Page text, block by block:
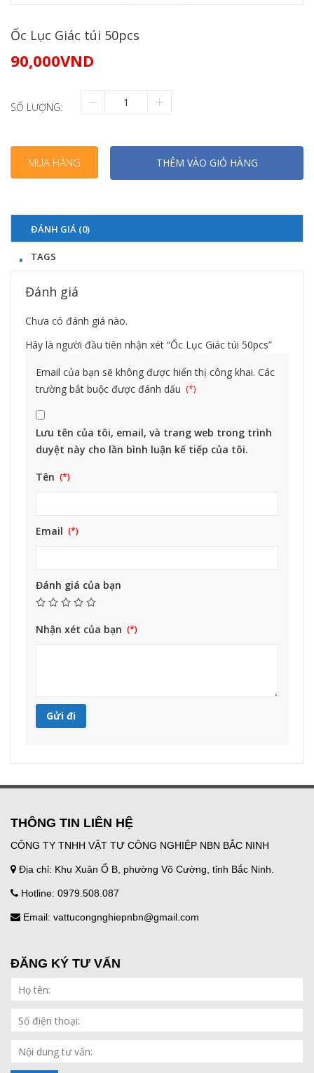
Ốc Lục Giác túi 50pcs
90,000VND
SỐ LƯỢNG:
MUA HÀNG THÊM VÀO GIỎ HÀNG
ĐÁNH GIÁ (0)
TAGS
Đánh giá
Chưa có đánh giá nào.
Hãy là người đầu tiên nhận xét “Ốc Lục Giác túi 50pcs”
Email của bạn sẽ không được hiển thị công khai. Các
trường bắt buộc được đánh dấu
Lưu tên của tôi, email, và trang web trong trình
duyệt này cho lần bình luận kế tiếp của tôi.
Tên
Email
Đánh giá của bạn
Nhận xét của bạn
THÔNG TIN LIÊN HỆ
CÔNG TY TNHH VẬT TƯ CÔNG NGHIỆP NBN BẮC NINH
Địa chỉ: Khu Xuân Ổ B, phường Võ Cường, tỉnh Bắc Ninh.
Hotline: 0979.508.087
Email: vattucongnghiepnbn@gmail.com
ĐĂNG KÝ TƯ VẤN